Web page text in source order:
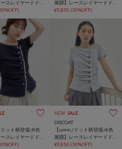
スレイヤードド
プルオーバー
展開】レースレイヤードド
レープ半袖プルオーバー
¥3,850 (30%OFF)
ドット柄登場♪8色
スレイヤードド
プルオーバー
NEW SALE
DISCOAT
【umm./ドット柄登場♪8色
展開】レースレイヤードド
レープ半袖プルオーバー
¥3,850 (30%OFF)